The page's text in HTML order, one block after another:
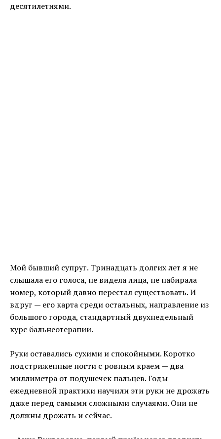
десятилетиями.
Мой бывший супруг. Тринадцать долгих лет я не
слышала его голоса, не видела лица, не набирала
номер, который давно перестал существовать. И
вдруг — его карта среди остальных, направление из
большого города, стандартный двухнедельный
курс бальнеотерапии.
Руки оставались сухими и спокойными. Коротко
подстриженные ногти с ровным краем — два
миллиметра от подушечек пальцев. Годы
ежедневной практики научили эти руки не дрожать
даже перед самыми сложными случаями. Они не
должны дрожать и сейчас.